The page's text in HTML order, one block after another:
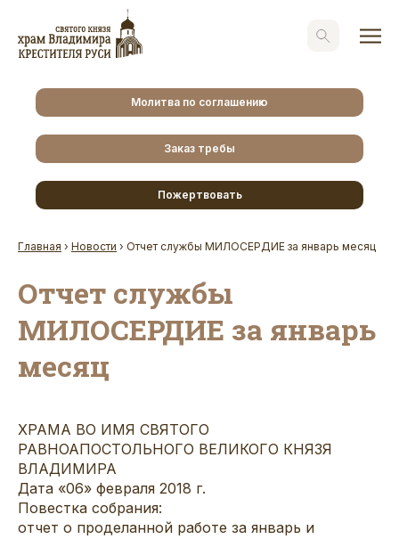
Молитва по соглашению
Заказ требы
Пожертвовать
Главная › Новости › Отчет службы МИЛОСЕРДИЕ за январь месяц
Отчет службы
МИЛОСЕРДИЕ за январь
месяц
ХРАМА ВО ИМЯ СВЯТОГО
РАВНОАПОСТОЛЬНОГО ВЕЛИКОГО КНЯЗЯ
ВЛАДИМИРА
Дата «06» февраля 2018 г.
Повестка собрания:
отчет о проделанной работе за январь и